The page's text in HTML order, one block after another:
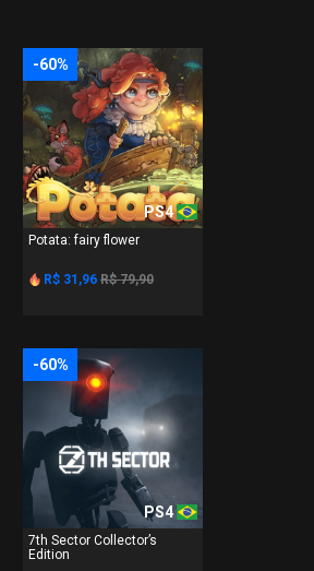
-60%
PS4
Potata: fairy flower
R$ 31,96 R$ 79,90
-60%
PS4
7th Sector Collector’s
Edition